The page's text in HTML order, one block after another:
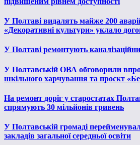
У Полтаві видалять майже 200
«Декоративні культури» уклало
У Полтаві ремонтують
У Полтавській ОВА обговорили
шкільного харчування та проєкт
На ремонт доріг у старостатах
спрямують 30 мільйонів гривень
У Полтавській громаді
закладів загальної середньої освіти